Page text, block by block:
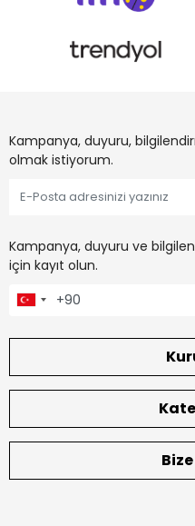
Kampanya, duyuru,
olmak istiyorum.
Kampanya, duyuru ve
için kayıt olun.